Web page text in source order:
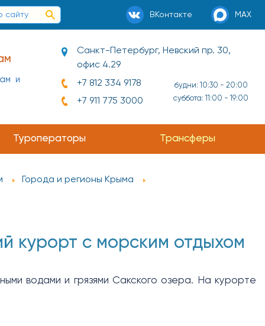
ВКонтакте MAX
и
Санкт-Петербург, Невский пр. 30,
офис 4.29
+7 812 334 9178
+7 911 775 3000
будни: 10:30 - 20:00
суббота: 11:00 - 19:00
Туроператоры Трансферы
Города и регионы Крыма
курорт с морским отдыхом
водами и грязями Сакского озера. На курорте